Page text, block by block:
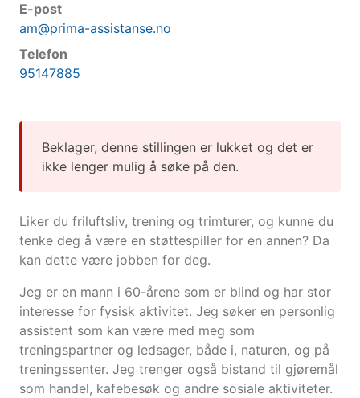
E-post
am@prima-assistanse.no
Telefon
95147885
Beklager, denne stillingen er lukket og det er
ikke lenger mulig å søke på den.
Liker du friluftsliv, trening og trimturer, og kunne du
tenke deg å være en støttespiller for en annen? Da
kan dette være jobben for deg.
Jeg er en mann i 60-årene som er blind og har stor
interesse for fysisk aktivitet. Jeg søker en personlig
assistent som kan være med meg som
treningspartner og ledsager, både i, naturen, og på
treningssenter. Jeg trenger også bistand til gjøremål
som handel, kafebesøk og andre sosiale aktiviteter.